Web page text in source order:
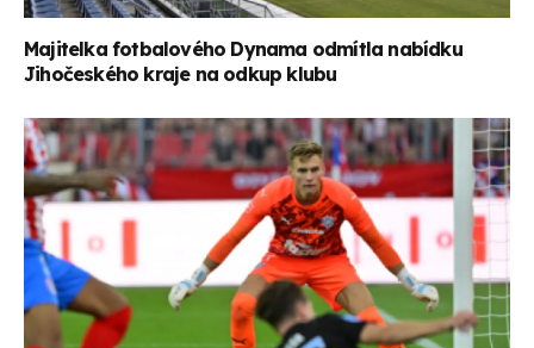
Majitelka fotbalového Dynama odmítla nabídku
Jihočeského kraje na odkup klubu